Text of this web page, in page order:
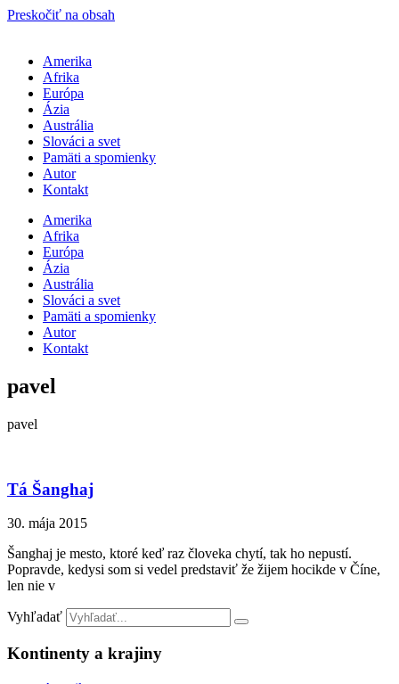
Preskočiť na obsah
Amerika
Afrika
Európa
Ázia
Austrália
Slováci a svet
Pamäti a spomienky
Autor
Kontakt
Amerika
Afrika
Európa
Ázia
Austrália
Slováci a svet
Pamäti a spomienky
Autor
Kontakt
pavel
pavel
Tá Šanghaj
30. mája 2015
Šanghaj je mesto, ktoré keď raz človeka chytí, tak ho nepustí.
Popravde, kedysi som si vedel predstaviť že žijem hocikde v Číne,
len nie v
Vyhľadať
Kontinenty a krajiny